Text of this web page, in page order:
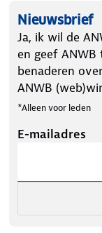
Nieuwsbrief
Ja, ik wil de
en geef
benaderen
ANWB
*Alleen voor leden
E-mailadres